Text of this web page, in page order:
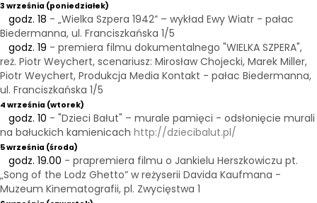
3 września (poniedziałek)
godz. 18 - „Wielka Szpera 1942” – wykład Ewy Wiatr - pałac
Biedermanna, ul. Franciszkańska 1/5
godz. 19 - premiera filmu dokumentalnego "WIELKA SZPERA",
reż. Piotr Weychert, scenariusz: Mirosław Chojecki, Marek Miller,
Piotr Weychert, Produkcja Media Kontakt - pałac Biedermanna,
ul. Franciszkańska 1/5
4 września (wtorek)
godz. 10 - "Dzieci Bałut" – murale pamięci - odsłonięcie murali
na bałuckich kamienicach http://dziecibalut.pl/
5 września (środa)
godz. 19.00 - prapremiera filmu o Jankielu Herszkowiczu pt.
„Song of the Lodz Ghetto” w reżyserii Davida Kaufmana -
Muzeum Kinematografii, pl. Zwycięstwa 1